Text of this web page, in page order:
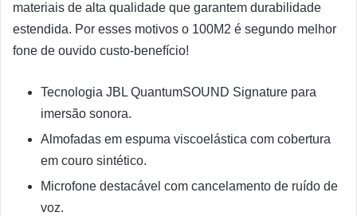
materiais de alta qualidade que garantem durabilidade
estendida. Por esses motivos o 100M2 é segundo melhor
fone de ouvido custo-benefício!
Tecnologia JBL QuantumSOUND Signature para
imersão sonora.
Almofadas em espuma viscoelástica com cobertura
em couro sintético.
Microfone destacável com cancelamento de ruído de
voz.